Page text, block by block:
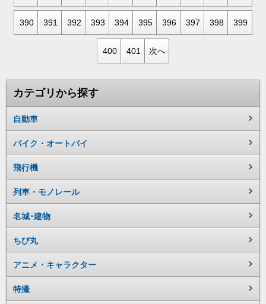
390 391 392 393 394 395 396 397 398 399
400 401 次へ
カテゴリから探す
自動車
バイク・オートバイ
飛行機
列車・モノレール
名城･建物
ちび丸
アニメ・キャラクター
特撮